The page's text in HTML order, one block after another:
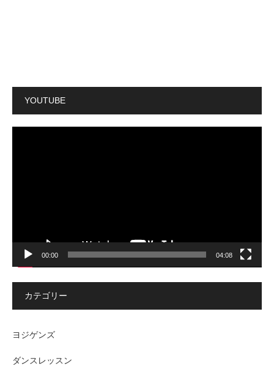
YOUTUBE
動
00:00 04:08
カテゴリー
ヨジゲンズ
ダンスレッスン